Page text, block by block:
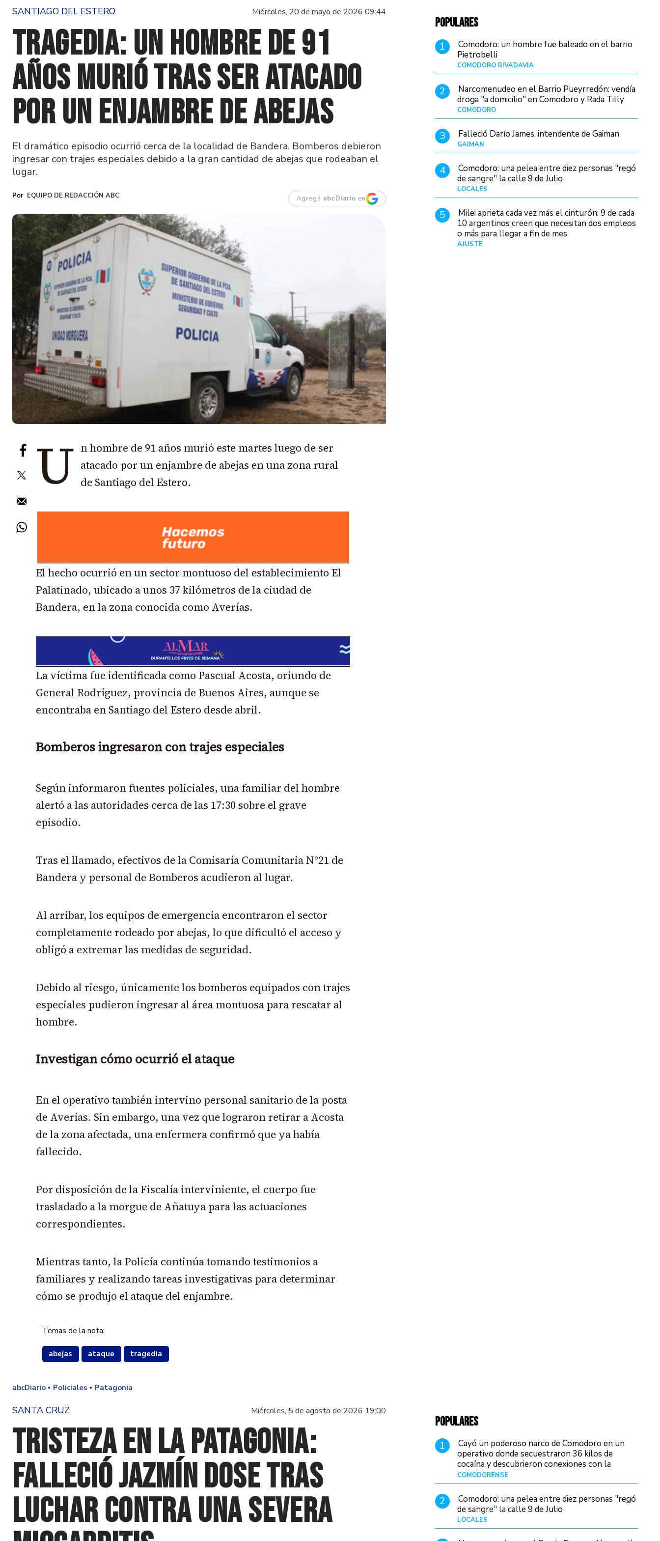
SANTIAGO DEL ESTERO Miércoles, 20 de mayo de 2026 09:44
Tragedia: un hombre de 91
años murió tras ser atacado
por un enjambre de abejas
El dramático episodio ocurrió cerca de la localidad de Bandera. Bomberos debieron
ingresar con trajes especiales debido a la gran cantidad de abejas que rodeaban el
lugar.
EQUIPO DE REDACCIÓN ABC Agregá abcDiario en
U n hombre de 91 años murió este martes luego de ser
atacado por un enjambre de abejas en una zona rural
de Santiago del Estero.
El hecho ocurrió en un sector montuoso del establecimiento El
Palatinado, ubicado a unos 37 kilómetros de la ciudad de
Bandera, en la zona conocida como Averías.
La víctima fue identificada como Pascual Acosta, oriundo de
General Rodríguez, provincia de Buenos Aires, aunque se
encontraba en Santiago del Estero desde abril.
Bomberos ingresaron con trajes especiales
Según informaron fuentes policiales, una familiar del hombre
alertó a las autoridades cerca de las 17:30 sobre el grave
episodio.
Tras el llamado, efectivos de la Comisaría Comunitaria N°21 de
Bandera y personal de Bomberos acudieron al lugar.
Al arribar, los equipos de emergencia encontraron el sector
completamente rodeado por abejas, lo que dificultó el acceso y
obligó a extremar las medidas de seguridad.
Debido al riesgo, únicamente los bomberos equipados con trajes
especiales pudieron ingresar al área montuosa para rescatar al
hombre.
Investigan cómo ocurrió el ataque
En el operativo también intervino personal sanitario de la posta
de Averías. Sin embargo, una vez que lograron retirar a Acosta
de la zona afectada, una enfermera confirmó que ya había
fallecido.
Por disposición de la Fiscalía interviniente, el cuerpo fue
trasladado a la morgue de Añatuya para las actuaciones
correspondientes.
Mientras tanto, la Policía continúa tomando testimonios a
familiares y realizando tareas investigativas para determinar
cómo se produjo el ataque del enjambre.
Temas de la nota:
abejas ataque tragedia
POPULARES
1
Comodoro: un hombre fue baleado en el barrio
Pietrobelli
COMODORO RIVADAVIA
2
Narcomenudeo en el Barrio Pueyrredón: vendía
droga "a domicilio" en Comodoro y Rada Tilly
COMODORO
3 Falleció Darío James, intendente de Gaiman
GAIMAN
4
Comodoro: una pelea entre diez personas "regó
de sangre" la calle 9 de Julio
LOCALES
5
Milei aprieta cada vez más el cinturón: 9 de cada
10 argentinos creen que necesitan dos empleos
o más para llegar a fin de mes
AJUSTE
abcDiario Policiales Patagonia
SANTA CRUZ Miércoles, 5 de agosto de 2026 19:00
Tristeza en la Patagonia:
falleció Jazmín Dose tras
luchar contra una severa
POPULARES
1
Cayó un poderoso narco de Comodoro en un
operativo donde secuestraron 36 kilos de
cocaína y descubrieron conexiones con la
Patagonia
COMODORENSE
2
Comodoro: una pelea entre diez personas "regó
de sangre" la calle 9 de Julio
LOCALES